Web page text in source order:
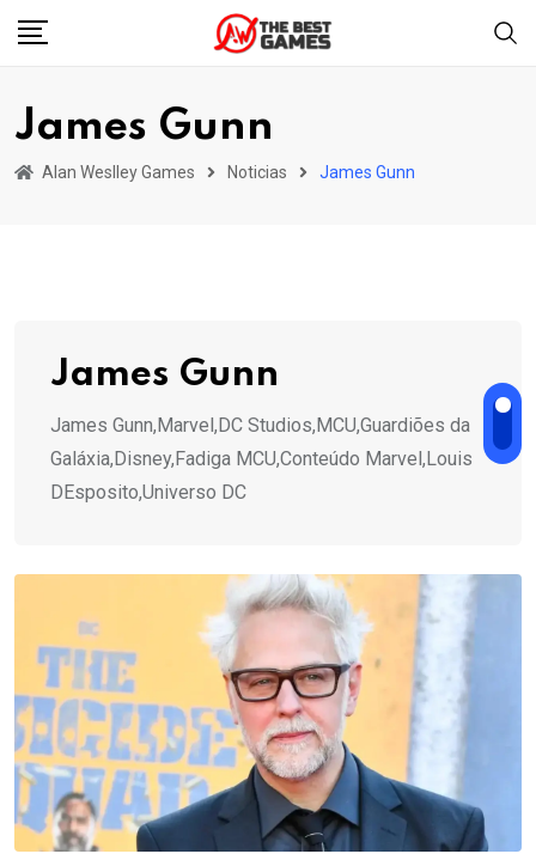
Skip
James Gunn
Alan Weslley Games Noticias James Gunn
James Gunn
James Gunn,Marvel,DC Studios,MCU,Guardiões da
Galáxia,Disney,Fadiga MCU,Conteúdo Marvel,Louis
DEsposito,Universo DC